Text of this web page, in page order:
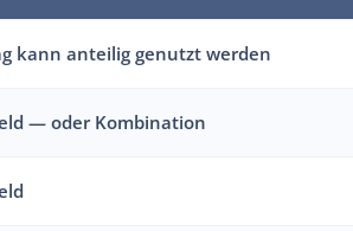
kann anteilig genutzt werden
— oder Kombination